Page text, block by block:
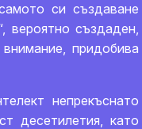
си създаване
вероятно създаден,
придобива
непрекъснато
десетилетия, като